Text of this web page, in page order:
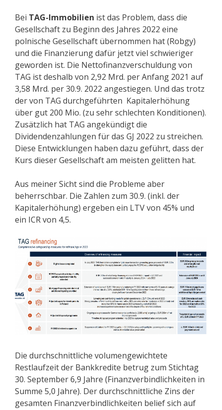
Bei TAG-Immobilien ist das Problem, dass die
Gesellschaft zu Beginn des Jahres 2022 eine
polnische Gesellschaft übernommen hat (Robgy)
und die Finanzierung dafür jetzt viel schwieriger
geworden ist. Die Nettofinanzverschuldung von
TAG ist deshalb von 2,92 Mrd. per Anfang 2021 auf
3,58 Mrd. per 30.9. 2022 angestiegen. Und das trotz
der von TAG durchgeführten Kapitalerhöhung
über gut 200 Mio. (zu sehr schlechten Konditionen).
Zusätzlich hat TAG angekündigt die
Dividendenzahlungen für das GJ 2022 zu streichen.
Diese Entwicklungen haben dazu geführt, dass der
Kurs dieser Gesellschaft am meisten gelitten hat.
Aus meiner Sicht sind die Probleme aber
beherrschbar. Die Zahlen zum 30.9. (inkl. der
Kapitalerhöhung) ergeben ein LTV von 45% und
ein ICR von 4,5.
Die durchschnittliche volumengewichtete
Restlaufzeit der Bankkredite betrug zum Stichtag
30. September 6,9 Jahre (Finanzverbindlichkeiten in
Summe 5,0 Jahre). Der durchschnittliche Zins der
gesamten Finanzverbindlichkeiten belief sich auf